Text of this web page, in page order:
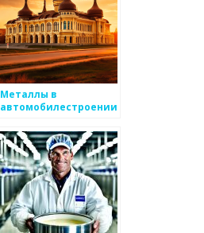
Металлы в
автомобилестроении